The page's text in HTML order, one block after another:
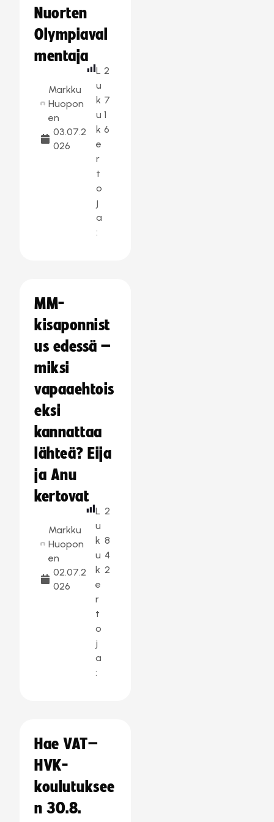
Nuorten
Olympiaval
mentaja
Markku
Huopon
en
03.07.2
026
L
u
k
u
k
e
r
t
o
j
a
:
2
7
1
6
MM-
kisaponnist
us edessä –
miksi
vapaaehtois
eksi
kannattaa
lähteä? Eija
ja Anu
kertovat
Markku
Huopon
en
02.07.2
026
L
u
k
u
k
e
r
t
o
j
a
:
2
8
4
2
Hae VAT–
HVK-
koulutuksee
n 30.8.